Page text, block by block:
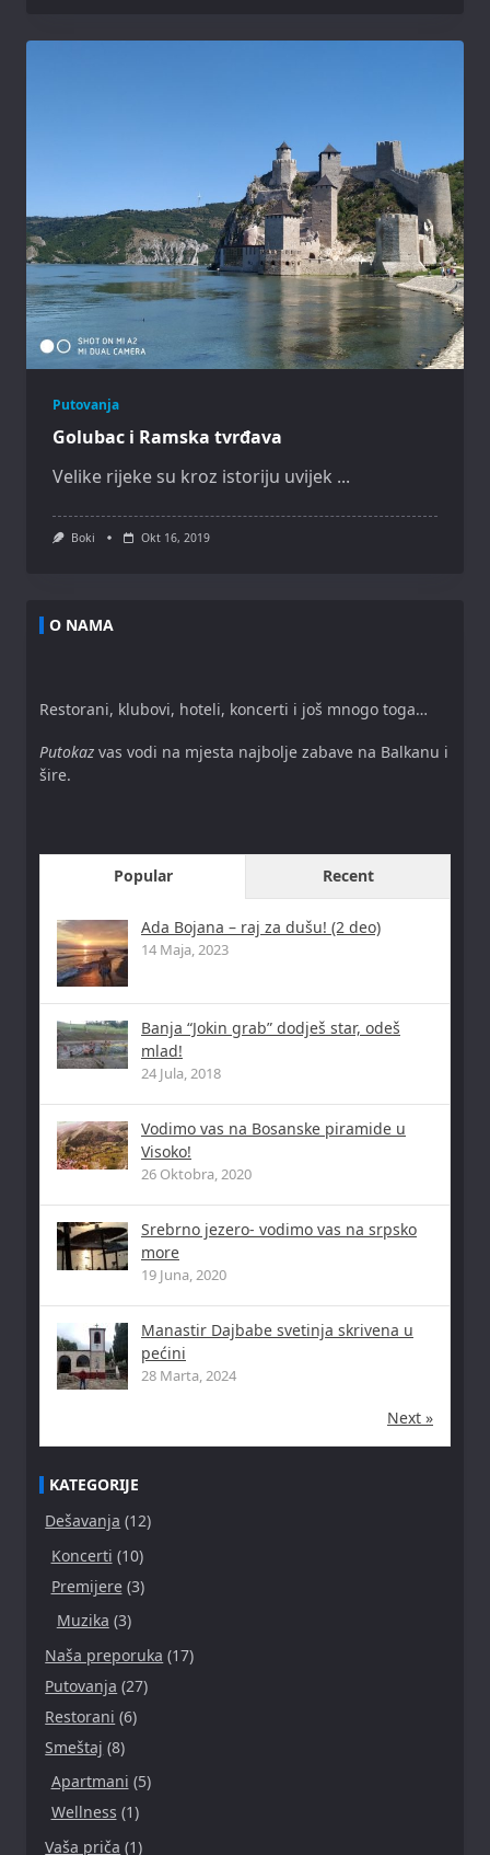
Putovanja
Golubac i Ramska tvrđava
Velike rijeke su kroz istoriju uvijek ...
Boki Okt 16, 2019
O NAMA
Restorani, klubovi, hoteli, koncerti i još mnogo toga…
Putokaz vas vodi na mjesta najbolje zabave na Balkanu i
šire.
Popular Recent
Ada Bojana – raj za dušu! (2 deo)
14 Maja, 2023
Banja “Jokin grab” dodješ star, odeš
mlad!
24 Jula, 2018
Vodimo vas na Bosanske piramide u
Visoko!
26 Oktobra, 2020
Srebrno jezero- vodimo vas na srpsko
more
19 Juna, 2020
Manastir Dajbabe svetinja skrivena u
pećini
28 Marta, 2024
Next »
KATEGORIJE
Dešavanja (12)
Koncerti (10)
Premijere(3)
Muzika (3)
Naša preporuka (17)
Putovanja (27)
Restorani (6)
Smeštaj (8)
Apartmani (5)
Wellness (1)
Vaša priča (1)